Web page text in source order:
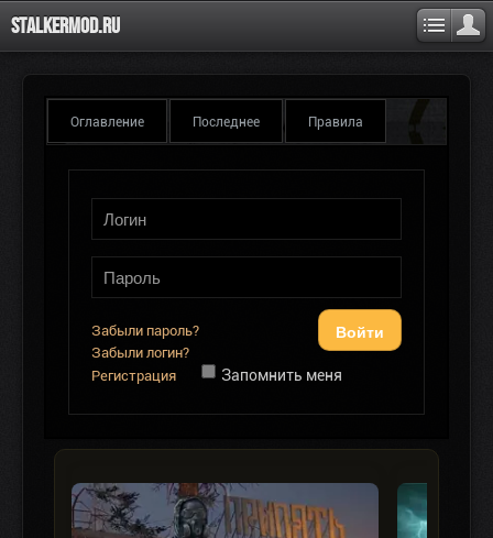
Stalkermod.ru
Оглавление Последнее Правила
Войти
Забыли пароль?
Забыли логин?
Регистрация
Запомнить меня